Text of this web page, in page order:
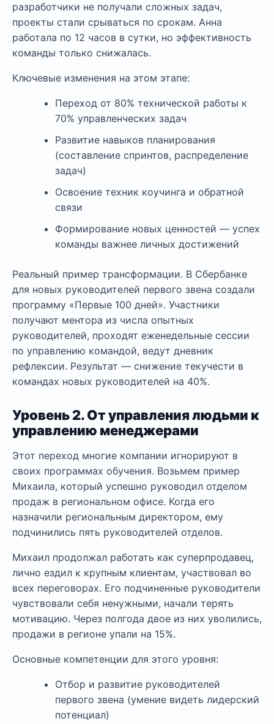
разработчики не получали сложных задач,
проекты стали срываться по срокам. Анна
работала по 12 часов в сутки, но эффективность
команды только снижалась.
Ключевые изменения на этом этапе:
Переход от 80% технической работы к
70% управленческих задач
Развитие навыков планирования
(составление спринтов, распределение
задач)
Освоение техник коучинга и обратной
связи
Формирование новых ценностей — успех
команды важнее личных достижений
Реальный пример трансформации. В Сбербанке
для новых руководителей первого звена создали
программу «Первые 100 дней». Участники
получают ментора из числа опытных
руководителей, проходят еженедельные сессии
по управлению командой, ведут дневник
рефлексии. Результат — снижение текучести в
командах новых руководителей на 40%.
Уровень 2. От управления людьми к
управлению менеджерами
Этот переход многие компании игнорируют в
своих программах обучения. Возьмем пример
Михаила, который успешно руководил отделом
продаж в региональном офисе. Когда его
назначили региональным директором, ему
подчинились пять руководителей отделов.
Михаил продолжал работать как суперпродавец,
лично ездил к крупным клиентам, участвовал во
всех переговорах. Его подчиненные руководители
чувствовали себя ненужными, начали терять
мотивацию. Через полгода двое из них уволились,
продажи в регионе упали на 15%.
Основные компетенции для этого уровня:
Отбор и развитие руководителей
первого звена (умение видеть лидерский
потенциал)